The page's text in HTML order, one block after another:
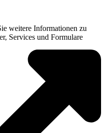
weitere Informationen zu
Services und Formulare